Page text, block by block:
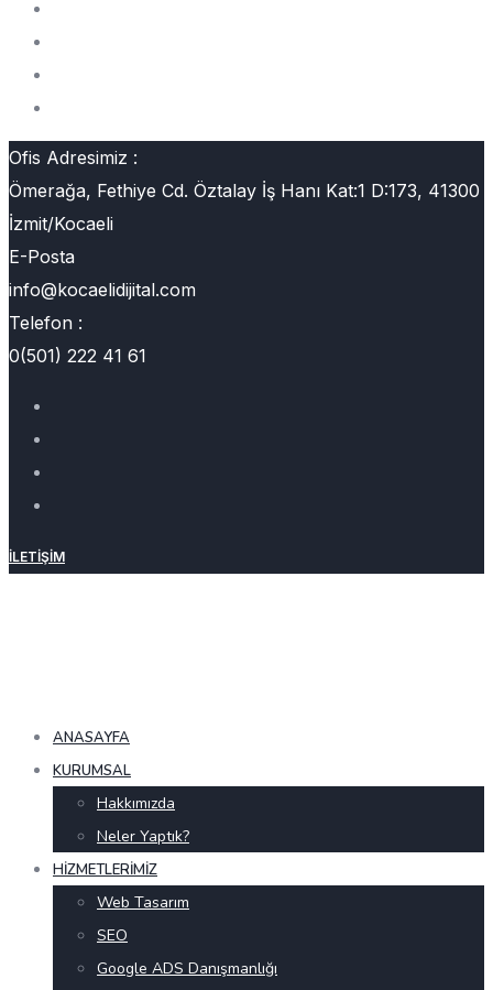
Ofis Adresimiz :
Ömerağa, Fethiye Cd. Öztalay İş Hanı Kat:1 D:173, 41300
İzmit/Kocaeli
E-Posta
info@kocaelidijital.com
Telefon :
0(501) 222 41 61
İLETIŞIM
ANASAYFA
KURUMSAL
Hakkımızda
Neler Yaptık?
HIZMETLERIMIZ
Web Tasarım
SEO
Google ADS Danışmanlığı